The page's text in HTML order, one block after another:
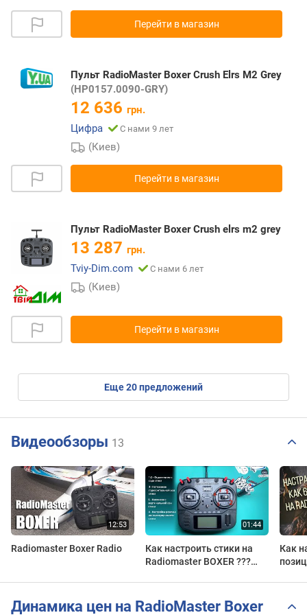
Перейти в магазин
Пульт RadioMaster Boxer Crush Elrs M2 Grey
(HP0157.0090-GRY)
12 636 грн.
Цифра
С нами 9 лет
(Киев)
Перейти в магазин
Пульт RadioMaster Boxer Crush elrs m2 grey
13 287 грн.
Tviy-Dim.com
С нами 6 лет
(Киев)
Перейти в магазин
eще20предложений
Видеообзоры 13
Radiomaster Boxer Radio
Как настроить стики на
Radiomaster BOXER ???
Как
Динамика цен на RadioMaster Boxer